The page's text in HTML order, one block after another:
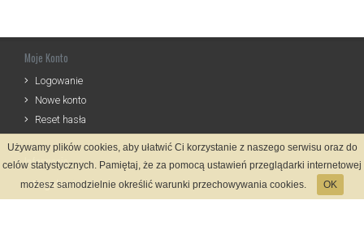
Moje Konto
Logowanie
Nowe konto
Reset hasła
Informacje
Regulamin
Używamy plików cookies, aby ułatwić Ci korzystanie z naszego serwisu oraz do
celów statystycznych. Pamiętaj, że za pomocą ustawień przeglądarki internetowej
możesz samodzielnie określić warunki przechowywania cookies.
OK